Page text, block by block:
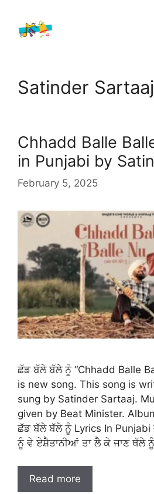
content
Satinder Sartaaj
Chhadd Balle
in Punjabi by
February 5, 2025
ਛੱਡ ਬੱਲੇ ਬੱਲੇ ਨੂੰ “Chhadd Balle
is new song. This song is
sung by Satinder Sartaaj.
given by Beat Minister.
ਛੱਡ ਬੱਲੇ ਬੱਲੇ ਨੂੰ Lyrics In
ਨੂੰ ਵੇ ਏਸ਼ੈਤਾਨੀਆਂ ਤਾ ਲੈ ਕੇ ਜਾਣ ਥੱਲੇ
Read more